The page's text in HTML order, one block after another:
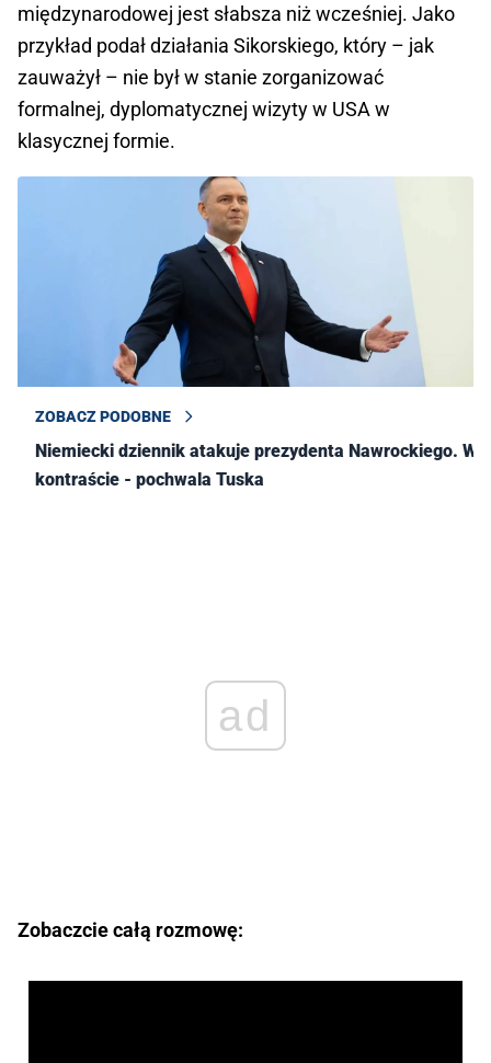
międzynarodowej jest słabsza niż wcześniej. Jako
przykład podał działania Sikorskiego, który – jak
zauważył – nie był w stanie zorganizować
formalnej, dyplomatycznej wizyty w USA w
klasycznej formie.
ZOBACZ PODOBNE
Niemiecki dziennik atakuje prezydenta Nawrockiego. W
kontraście - pochwala Tuska
ad
Zobaczcie całą rozmowę: